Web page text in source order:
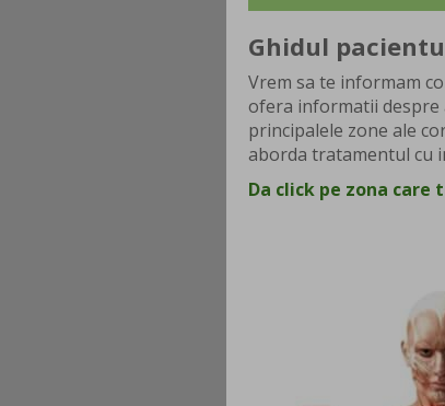
Ghidul
Vrem sa te informam
ofera informatii despre
principalele zone ale
aborda tratamentul cu
Da click pe zona care